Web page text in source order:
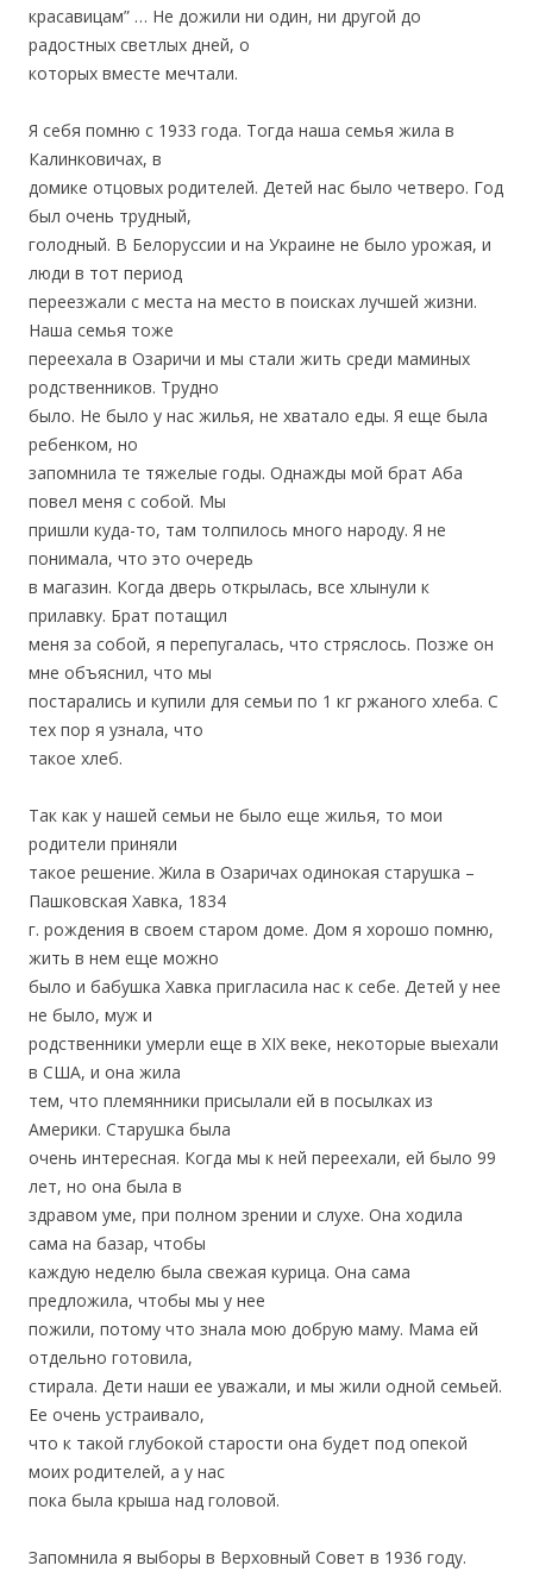
красавицам” … Не дожили ни один, ни другой до
радостных светлых дней, о
которых вместе мечтали.
Я себя помню с 1933 года. Тогда наша семья жила в
Калинковичах, в
домике отцовых родителей. Детей нас было четверо. Год
был очень трудный,
голодный. В Белоруссии и на Украине не было урожая, и
люди в тот период
переезжали с места на место в поисках лучшей жизни.
Наша семья тоже
переехала в Озаричи и мы стали жить среди маминых
родственников. Трудно
было. Не было у нас жилья, не хватало еды. Я еще была
ребенком, но
запомнила те тяжелые годы. Однажды мой брат Аба
повел меня с собой. Мы
пришли куда-то, там толпилось много народу. Я не
понимала, что это очередь
в магазин. Когда дверь открылась, все хлынули к
прилавку. Брат потащил
меня за собой, я перепугалась, что стряслось. Позже он
мне объяснил, что мы
постарались и купили для семьи по 1 кг ржаного хлеба. С
тех пор я узнала, что
такое хлеб.
Так как у нашей семьи не было еще жилья, то мои
родители приняли
такое решение. Жила в Озаричах одинокая старушка –
Пашковская Хавка, 1834
г. рождения в своем старом доме. Дом я хорошо помню,
жить в нем еще можно
было и бабушка Хавка пригласила нас к себе. Детей у нее
не было, муж и
родственники умерли еще в ХIХ веке, некоторые выехали
в США, и она жила
тем, что племянники присылали ей в посылках из
Америки. Старушка была
очень интересная. Когда мы к ней переехали, ей было 99
лет, но она была в
здравом уме, при полном зрении и слухе. Она ходила
сама на базар, чтобы
каждую неделю была свежая курица. Она сама
предложила, чтобы мы у нее
пожили, потому что знала мою добрую маму. Мама ей
отдельно готовила,
стирала. Дети наши ее уважали, и мы жили одной семьей.
Ее очень устраивало,
что к такой глубокой старости она будет под опекой
моих родителей, а у нас
пока была крыша над головой.
Запомнила я выборы в Верховный Совет в 1936 году.